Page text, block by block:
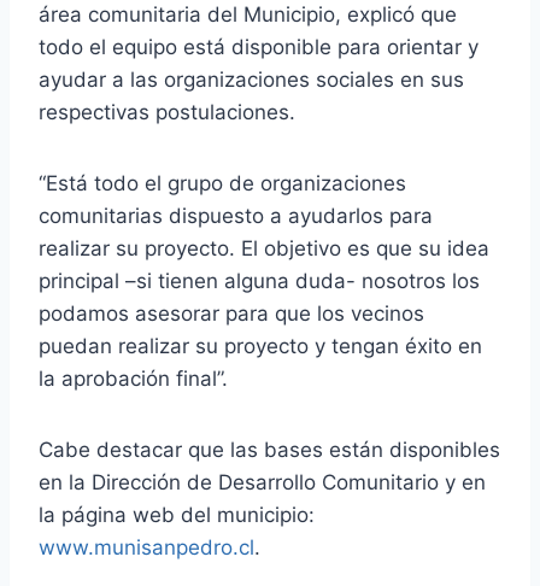
área comunitaria del Municipio, explicó que
todo el equipo está disponible para orientar y
ayudar a las organizaciones sociales en sus
respectivas postulaciones.
“Está todo el grupo de organizaciones
comunitarias dispuesto a ayudarlos para
realizar su proyecto. El objetivo es que su idea
principal –si tienen alguna duda- nosotros los
podamos asesorar para que los vecinos
puedan realizar su proyecto y tengan éxito en
la aprobación final”.
Cabe destacar que las bases están disponibles
en la Dirección de Desarrollo Comunitario y en
la página web del municipio:
www.munisanpedro.cl.